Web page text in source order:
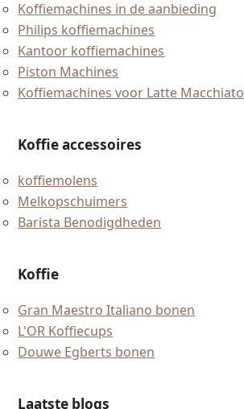
Koffiemachines in de aanbieding
Philips koffiemachines
Kantoor koffiemachines
Piston Machines
Koffiemachines voor Latte Macchiato
Koffie accessoires
koffiemolens
Melkopschuimers
Barista Benodigdheden
Koffie
Gran Maestro Italiano bonen
L'OR Koffiecups
Douwe Egberts bonen
Laatste blogs